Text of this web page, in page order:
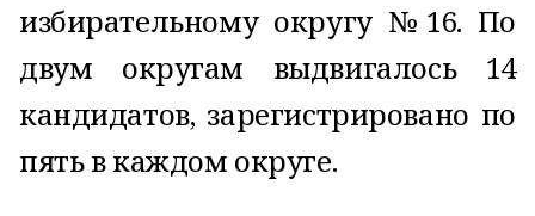
избирательному округу №16. По
двум округам выдвигалось 14
кандидатов, зарегистрировано по
пять в каждом округе.